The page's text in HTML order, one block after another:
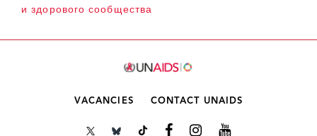
и здорового сообщества
VACANCIES CONTACT UNAIDS